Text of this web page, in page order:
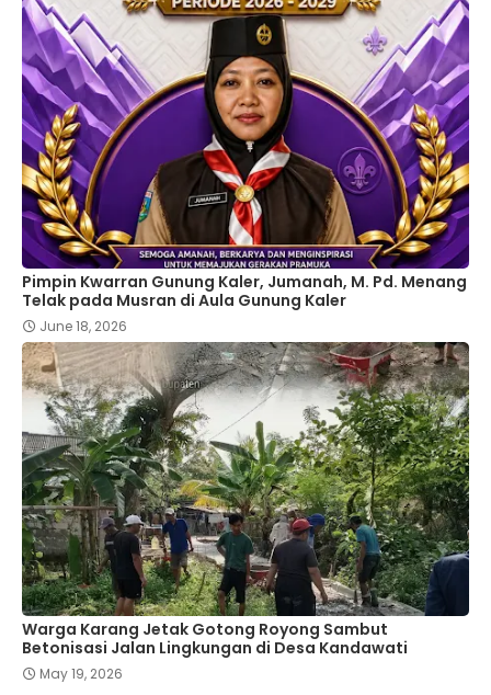
Pimpin Kwarran Gunung Kaler, Jumanah, M. Pd. Menang
Telak pada Musran di Aula Gunung Kaler
June 18, 2026
Warga Karang Jetak Gotong Royong Sambut
Betonisasi Jalan Lingkungan di Desa Kandawati
May 19, 2026